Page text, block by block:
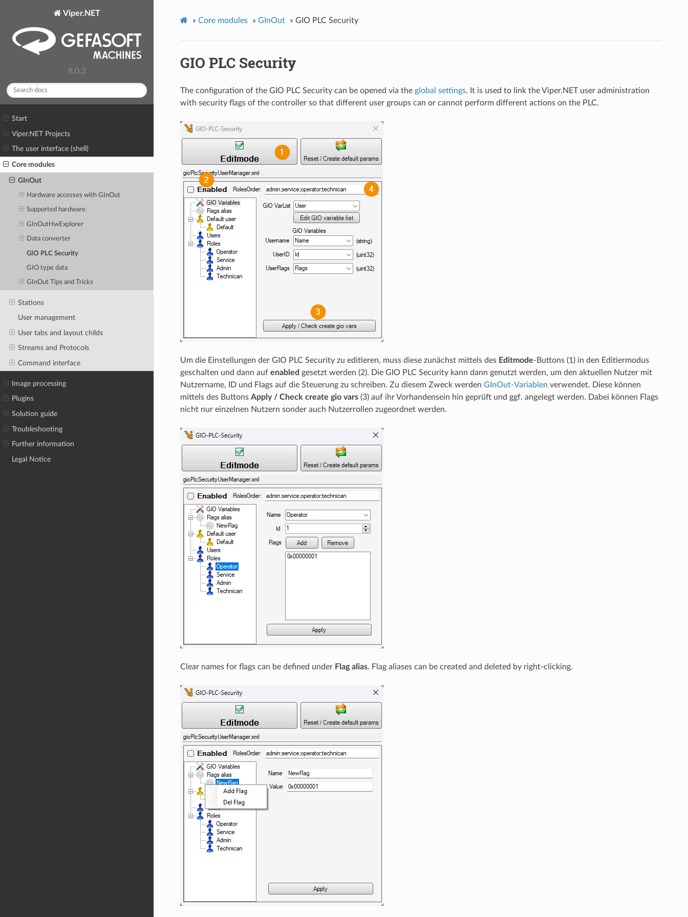
Viper.NET
8.0.3
Start
Viper.NET Projects
The user interface (shell)
Core modules
GInOut
Hardware accesses with GInOut
Supported hardware
GInOutHwExplorer
Data converter
GIO PLC Security
GIO type data
GInOut Tips and Tricks
Stations
User management
User tabs and layout childs
Streams and Protocols
Command interface
Image processing
Plugins
Solution guide
Troubleshooting
Further information
Legal Notice
» Core modules » GInOut » GIO PLC Security
GIO PLC Security
The configuration of the GIO PLC Security can be opened via the global settings. It is used to link the Viper.NET user administration
with security flags of the controller so that different user groups can or cannot perform different actions on the PLC.
Um die Einstellungen der GIO PLC Security zu editieren, muss diese zunächst mittels des Editmode-Buttons (1) in den Editiermodus
geschalten und dann auf enabled gesetzt werden (2). Die GIO PLC Security kann dann genutzt werden, um den aktuellen Nutzer mit
Nutzername, ID und Flags auf die Steuerung zu schreiben. Zu diesem Zweck werden GInOut-Variablen verwendet. Diese können
mittels des Buttons Apply / Check create gio vars(3) auf ihr Vorhandensein hin geprüft und ggf. angelegt werden. Dabei können Flags
nicht nur einzelnen Nutzern sonder auch Nutzerrollen zugeordnet werden.
Clear names for flags can be defined under Flag alias. Flag aliases can be created and deleted by right-clicking.